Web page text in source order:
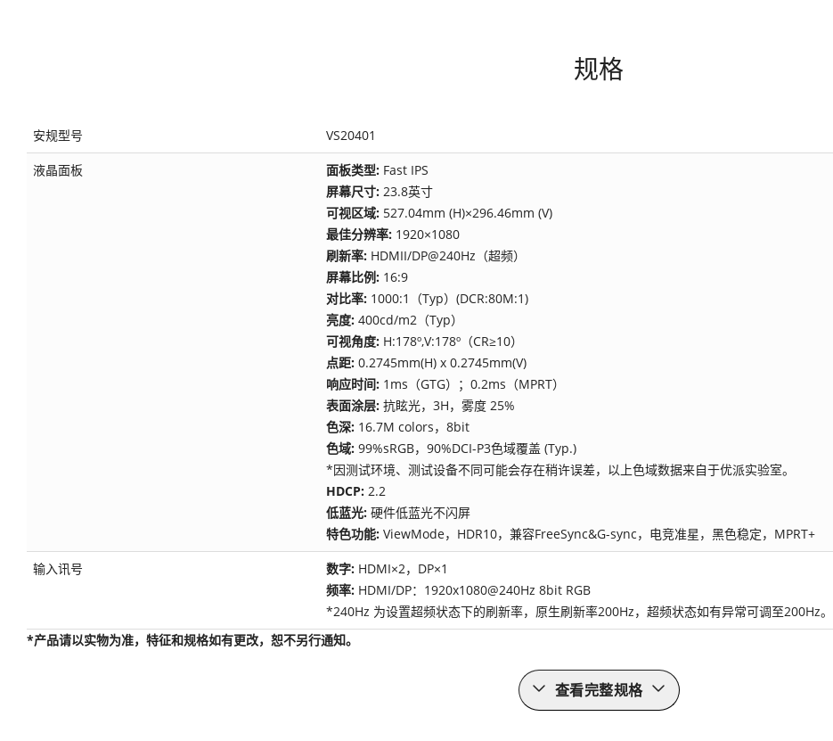
规格
安规型号 VS20401
液晶面板 面板类型: Fast IPS
屏幕尺寸: 23.8英寸
可视区域: 527.04mm (H)×296.46mm (V)
最佳分辨率: 1920×1080
刷新率: HDMII/DP@240Hz（超频）
屏幕比例: 16:9
对比率: 1000:1（Typ）(DCR:80M:1)
亮度: 400cd/m2（Typ）
可视角度: H:178º,V:178º（CR≥10）
点距: 0.2745mm(H) x 0.2745mm(V)
响应时间: 1ms（GTG）；0.2ms（MPRT）
表面涂层: 抗眩光，3H，雾度 25%
色深: 16.7M colors，8bit
色域: 99%sRGB，90%DCI-P3色域覆盖 (Typ.)
*因测试环境、测试设备不同可能会存在稍许误差，以上色域数据来自于优派实验室。
HDCP: 2.2
低蓝光: 硬件低蓝光不闪屏
特色功能: ViewMode，HDR10，兼容FreeSync&G-sync，电竞准星，黑色稳定，MPRT+
输入讯号 数字: HDMI×2，DP×1
频率: HDMI/DP：1920x1080@240Hz 8bit RGB
*240Hz 为设置超频状态下的刷新率，原生刷新率200Hz，超频状态如有异常可调至200Hz。
*产品请以实物为准，特征和规格如有更改，恕不另行通知。
查看完整规格